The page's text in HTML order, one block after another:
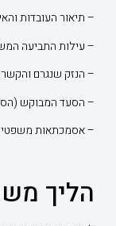
– תיאור העובדות
– עילות התביעה
– הנזק שנגרם
– הסעד המבוקש
– אסמכתאות
הליך